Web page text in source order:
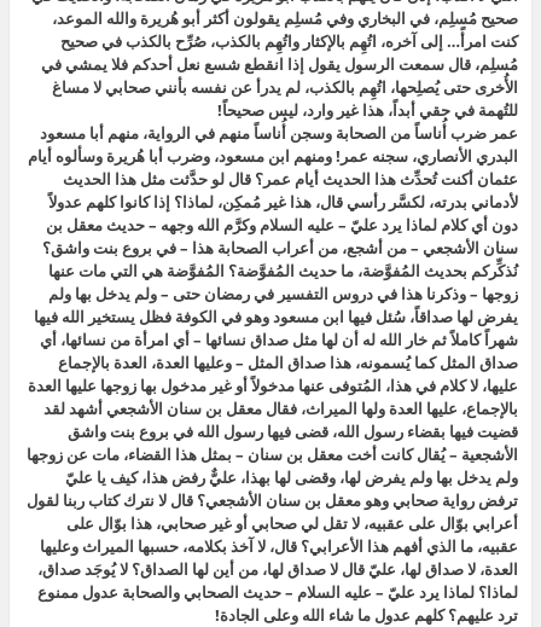
صحيح مُسلِم، في البخاري وفي مُسلِم يقولون أكثر أبو هُريرة والله الموعد،
كنت امرأً… إلى آخره، اتُهِم بالإكثار واتُهِم بالكذب، صُرِّح بالكذب في صحيح
مُسلِم، قال سمعت الرسول يقول إذا انقطع شسع نعل أحدكم فلا يمشي في
الأُخرى حتى يُصلِحها، اتُهِم بالكذب، لم يدرأ عن نفسه بأنني صحابي لا مساغ
للتُهمة في حقي أبداً، هذا غير وارد، ليس صحيحاً!
عمر ضرب أُناساً من الصحابة وسجن أُناساً منهم في الرواية، منهم أبا مسعود
البدري الأنصاري، سجنه عمر! ومنهم ابن مسعود، وضرب أبا هُريرة وسألوه أيام
عثمان أكنت تُحدِّث هذا الحديث أيام عمر؟ قال لو حدَّثت مثل هذا الحديث
لأدماني بدرته، لكسَّر رأسي قال، هذا غير مُمكِن، لماذا؟ إذا كانوا كلهم عدولاً
دون أي كلام لماذا يرد عليّ – عليه السلام وكرَّم الله وجهه – حديث معقل بن
سنان الأشجعي – من أشجع، من أعراب الصحابة هذا – في بروع بنت واشق؟
نُذكِّركم بحديث المُفوَّضة، ما حديث المُفوَّضة؟ المُفوَّضة هي التي مات عنها
زوجها – وذكرنا هذا في دروس التفسير في رمضان حتى – ولم يدخل بها ولم
يفرض لها صداقاً، سُئل فيها ابن مسعود وهو في الكوفة فظل يستخير الله فيها
شهراً كاملاً ثم خار الله له أن لها مثل صداق نسائها – أي امرأة من نسائها، أي
صداق المثل كما يُسمونه، هذا صداق المثل – وعليها العدة، العدة بالإجماع
عليها، لا كلام في هذا، المُتوفى عنها مدخولاً أو غير مدخول بها زوجها عليها العدة
بالإجماع، عليها العدة ولها الميراث، فقال معقل بن سنان الأشجعي أشهد لقد
قضيت فيها بقضاء رسول الله، قضى فيها رسول الله في بروع بنت واشق
الأشجعية – يُقال كانت أخت معقل بن سنان – بمثل هذا القضاء، مات عن زوجها
ولم يدخل بها ولم يفرض لها، وقضى لها بهذا، عليٌّ رفض هذا، كيف يا عليّ
ترفض رواية صحابي وهو معقل بن سنان الأشجعي؟ قال لا نترك كتاب ربنا لقول
أعرابي بوّال على عقبيه، لا تقل لي صحابي أو غير صحابي، هذا بوّال على
عقبيه، ما الذي أفهم هذا الأعرابي؟ قال، لا آخذ بكلامه، حسبها الميراث وعليها
العدة، لا صداق لها، عليّ قال لا صداق لها، من أين لها الصداق؟ لا يُوجَد صداق،
لماذا؟ لماذا يرد عليّ – عليه السلام – حديث الصحابي والصحابة عدول ممنوع
ترد عليهم؟ كلهم عدول ما شاء الله وعلى الجادة!